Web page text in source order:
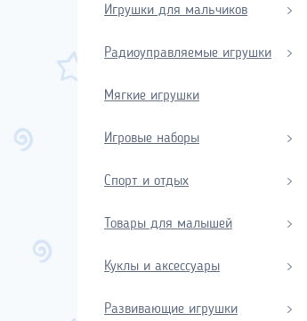
Игрушки для мальчиков
Радиоуправляемые игрушки
Мягкие игрушки
Игровые наборы
Спорт и отдых
Товары для малышей
Куклы и аксессуары
Развивающие игрушки